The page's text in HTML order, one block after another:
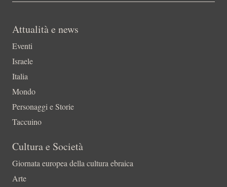
Attualità e news
Eventi
Israele
Italia
Mondo
Personaggi e Storie
Taccuino
Cultura e Società
Giornata europea della cultura ebraica
Arte